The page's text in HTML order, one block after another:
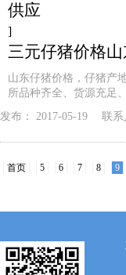
供应
]
三元仔猪价格
山东仔猪价格，仔猪产
所品种齐全、货源充足
发布： 2017-05-19 联系
首页 5 6 7 8 9